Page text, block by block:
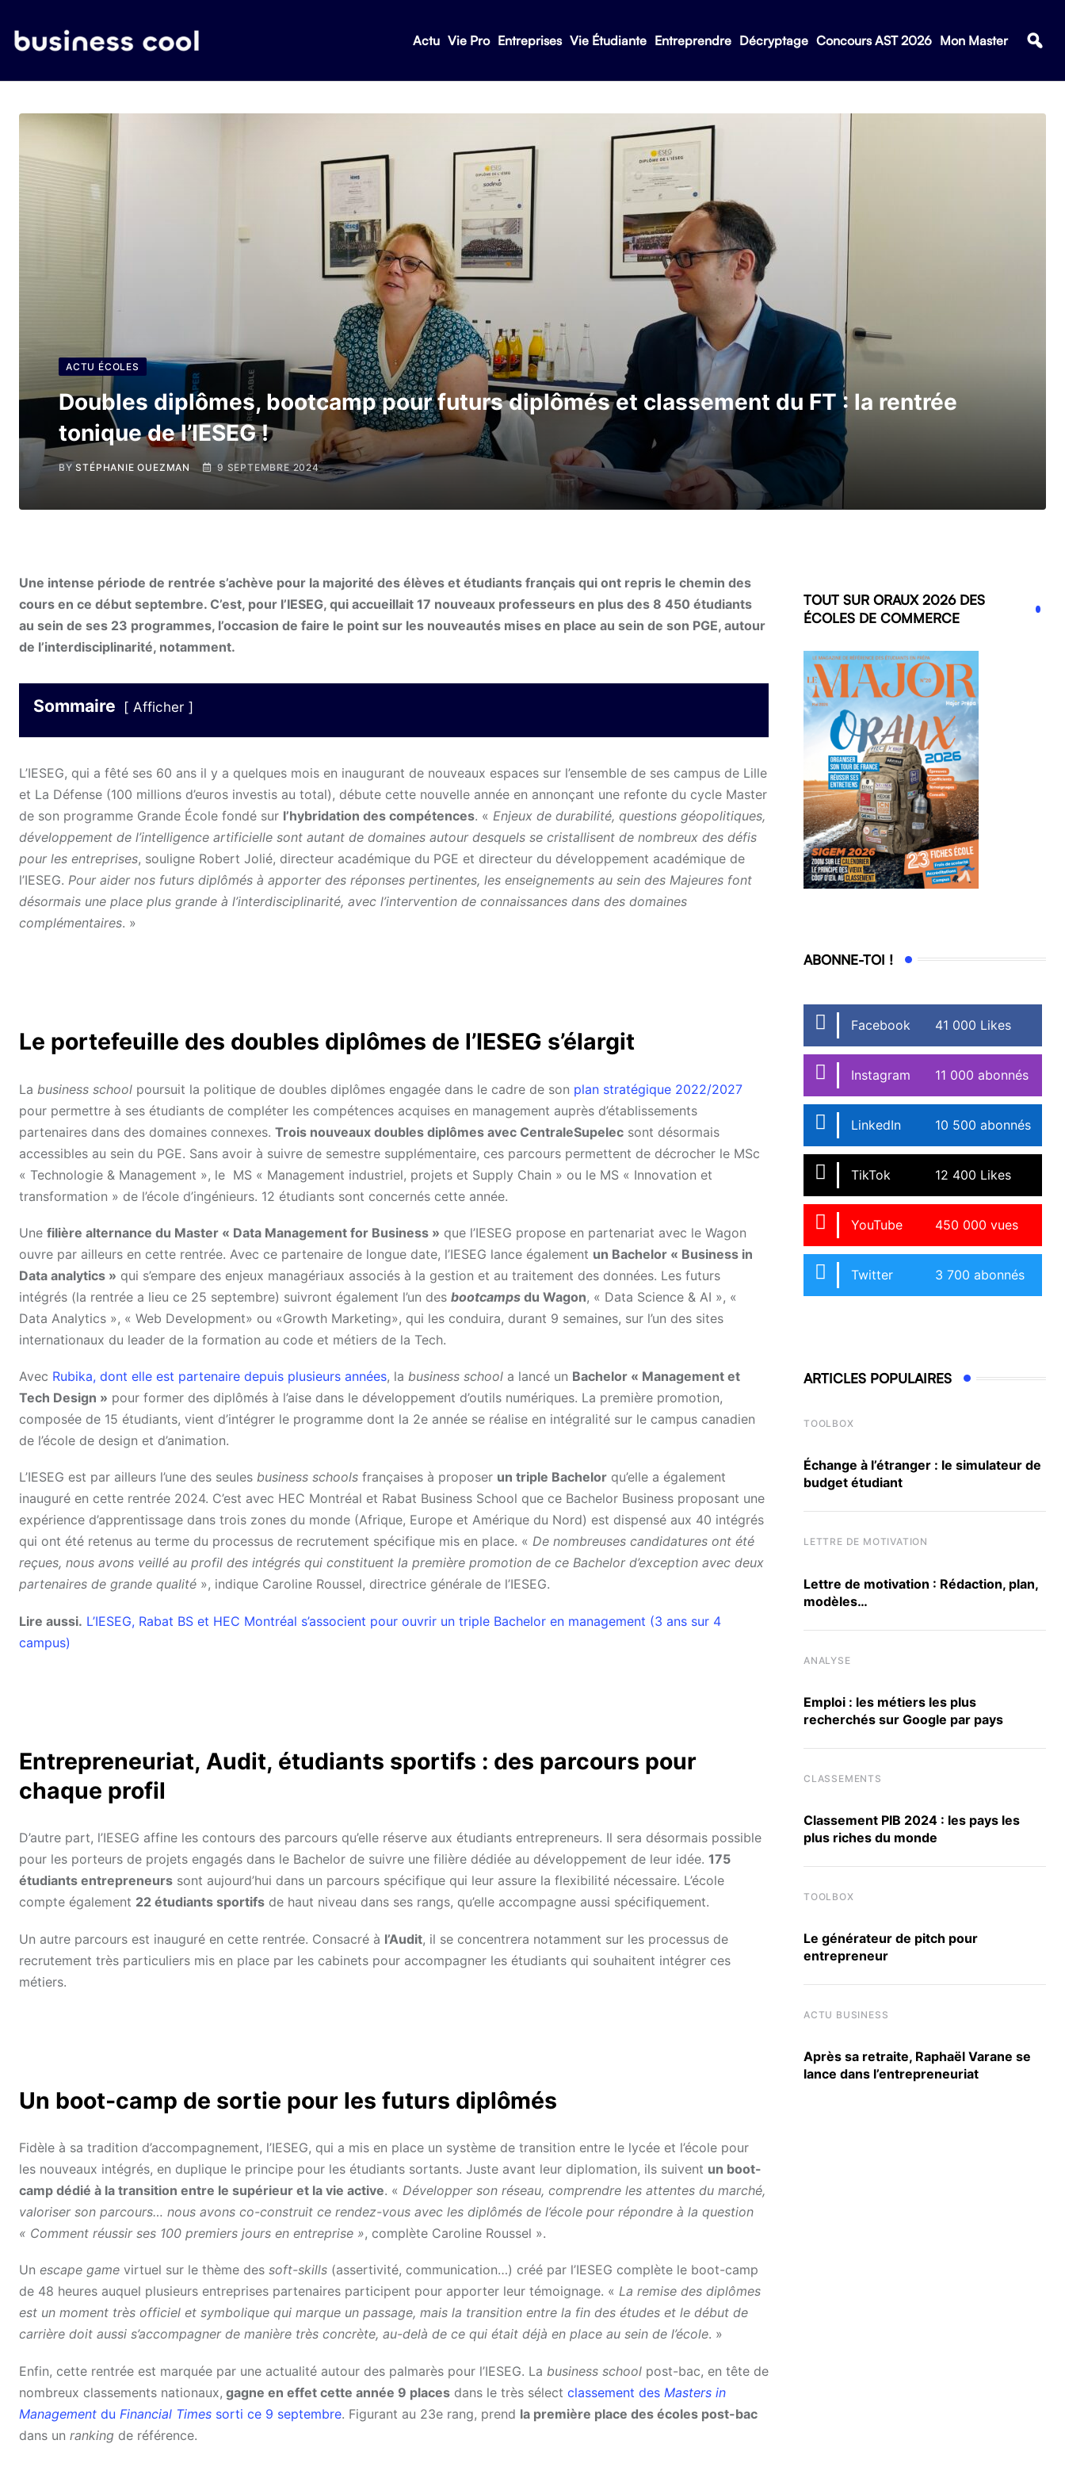
Actu Vie Pro Entreprises Vie Étudiante Entreprendre Décryptage Concours AST 2026 Mon Master
ACTU ÉCOLES
Doubles diplômes, bootcamp pour futurs diplômés et classement du FT : la rentrée
tonique de l’IESEG !
BYSTÉPHANIE OUEZMAN 9 SEPTEMBRE 2024
Une intense période de rentrée s’achève pour la majorité des élèves et étudiants français qui ont repris le chemin des
cours en ce début septembre. C’est, pour l’IESEG, qui accueillait 17 nouveaux professeurs en plus des 8 450 étudiants
au sein de ses 23 programmes, l’occasion de faire le point sur les nouveautés mises en place au sein de son PGE, autour
de l’interdisciplinarité, notamment.
Sommaire Afficher
L’IESEG, qui a fêté ses 60 ans il y a quelques mois en inaugurant de nouveaux espaces sur l’ensemble de ses campus de Lille
et La Défense (100 millions d’euros investis au total), débute cette nouvelle année en annonçant une refonte du cycle Master
de son programme Grande École fondé sur l’hybridation des compétences. « Enjeux de durabilité, questions géopolitiques,
développement de l’intelligence artificielle sont autant de domaines autour desquels se cristallisent de nombreux des défis
pour les entreprises, souligne Robert Jolié, directeur académique du PGE et directeur du développement académique de
l’IESEG. Pour aider nos futurs diplômés à apporter des réponses pertinentes, les enseignements au sein des Majeures font
désormais une place plus grande à l’interdisciplinarité, avec l’intervention de connaissances dans des domaines
complémentaires. »
Le portefeuille des doubles diplômes de l’IESEG s’élargit
La business school poursuit la politique de doubles diplômes engagée dans le cadre de son plan stratégique 2022/2027
pour permettre à ses étudiants de compléter les compétences acquises en management auprès d’établissements
partenaires dans des domaines connexes. Trois nouveaux doubles diplômes avec CentraleSupelec sont désormais
accessibles au sein du PGE. Sans avoir à suivre de semestre supplémentaire, ces parcours permettent de décrocher le MSc
« Technologie & Management », le MS « Management industriel, projets et Supply Chain » ou le MS « Innovation et
transformation » de l’école d’ingénieurs. 12 étudiants sont concernés cette année.
Une filière alternance du Master « Data Management for Business » que l’IESEG propose en partenariat avec le Wagon
ouvre par ailleurs en cette rentrée. Avec ce partenaire de longue date, l’IESEG lance également un Bachelor « Business in
Data analytics » qui s’empare des enjeux managériaux associés à la gestion et au traitement des données. Les futurs
intégrés (la rentrée a lieu ce 25 septembre) suivront également l’un des bootcamps du Wagon, « Data Science & AI », «
Data Analytics », « Web Development» ou «Growth Marketing», qui les conduira, durant 9 semaines, sur l’un des sites
internationaux du leader de la formation au code et métiers de la Tech.
Avec Rubika, dont elle est partenaire depuis plusieurs années, la business school a lancé un Bachelor « Management et
Tech Design » pour former des diplômés à l’aise dans le développement d’outils numériques. La première promotion,
composée de 15 étudiants, vient d’intégrer le programme dont la 2e année se réalise en intégralité sur le campus canadien
de l’école de design et d’animation.
L’IESEG est par ailleurs l’une des seules business schools françaises à proposer un triple Bachelor qu’elle a également
inauguré en cette rentrée 2024. C’est avec HEC Montréal et Rabat Business School que ce Bachelor Business proposant une
expérience d’apprentissage dans trois zones du monde (Afrique, Europe et Amérique du Nord) est dispensé aux 40 intégrés
qui ont été retenus au terme du processus de recrutement spécifique mis en place. « De nombreuses candidatures ont été
reçues, nous avons veillé au profil des intégrés qui constituent la première promotion de ce Bachelor d’exception avec deux
partenaires de grande qualité », indique Caroline Roussel, directrice générale de l’IESEG.
Lire aussi. L’IESEG, Rabat BS et HEC Montréal s’associent pour ouvrir un triple Bachelor en management (3 ans sur 4
campus)
Entrepreneuriat, Audit, étudiants sportifs : des parcours pour
chaque profil
D’autre part, l’IESEG affine les contours des parcours qu’elle réserve aux étudiants entrepreneurs. Il sera désormais possible
pour les porteurs de projets engagés dans le Bachelor de suivre une filière dédiée au développement de leur idée. 175
étudiants entrepreneurs sont aujourd’hui dans un parcours spécifique qui leur assure la flexibilité nécessaire. L’école
compte également 22 étudiants sportifs de haut niveau dans ses rangs, qu’elle accompagne aussi spécifiquement.
Un autre parcours est inauguré en cette rentrée. Consacré à l’Audit, il se concentrera notamment sur les processus de
recrutement très particuliers mis en place par les cabinets pour accompagner les étudiants qui souhaitent intégrer ces
métiers.
Un boot-camp de sortie pour les futurs diplômés
Fidèle à sa tradition d’accompagnement, l’IESEG, qui a mis en place un système de transition entre le lycée et l’école pour
les nouveaux intégrés, en duplique le principe pour les étudiants sortants. Juste avant leur diplomation, ils suivent un boot-
camp dédié à la transition entre le supérieur et la vie active. « Développer son réseau, comprendre les attentes du marché,
valoriser son parcours… nous avons co-construit ce rendez-vous avec les diplômés de l’école pour répondre à la question
« Comment réussir ses 100 premiers jours en entreprise », complète Caroline Roussel ».
Un escape game virtuel sur le thème des soft-skills (assertivité, communication…) créé par l’IESEG complète le boot-camp
de 48 heures auquel plusieurs entreprises partenaires participent pour apporter leur témoignage. « La remise des diplômes
est un moment très officiel et symbolique qui marque un passage, mais la transition entre la fin des études et le début de
carrière doit aussi s’accompagner de manière très concrète, au-delà de ce qui était déjà en place au sein de l’école. »
Enfin, cette rentrée est marquée par une actualité autour des palmarès pour l’IESEG. La business school post-bac, en tête de
nombreux classements nationaux, gagne en effet cette année 9 places dans le très sélect classement des Masters in
Management du Financial Times sorti ce 9 septembre. Figurant au 23e rang, prend la première place des écoles post-bac
dans un ranking de référence.
TOUT SUR ORAUX 2026 DES
ÉCOLES DE COMMERCE
ABONNE-TOI !
Facebook 41 000 Likes
Instagram 11 000 abonnés
LinkedIn 10 500 abonnés
TikTok 12 400 Likes
YouTube 450 000 vues
Twitter 3 700 abonnés
ARTICLES POPULAIRES
TOOLBOX
Échange à l’étranger : le simulateur de
budget étudiant
LETTRE DE MOTIVATION
Lettre de motivation : Rédaction, plan,
modèles…
ANALYSE
Emploi : les métiers les plus
recherchés sur Google par pays
CLASSEMENTS
Classement PIB 2024 : les pays les
plus riches du monde
TOOLBOX
Le générateur de pitch pour
entrepreneur
ACTU BUSINESS
Après sa retraite, Raphaël Varane se
lance dans l’entrepreneuriat